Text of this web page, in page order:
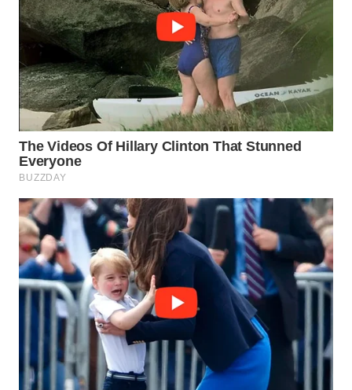
WN
PURWAKARTA
WN
PRIANGAN
TIMUR
WN
SEMARANG
WN
SOLO
WN
BOROBUDUR
WN
MADURA